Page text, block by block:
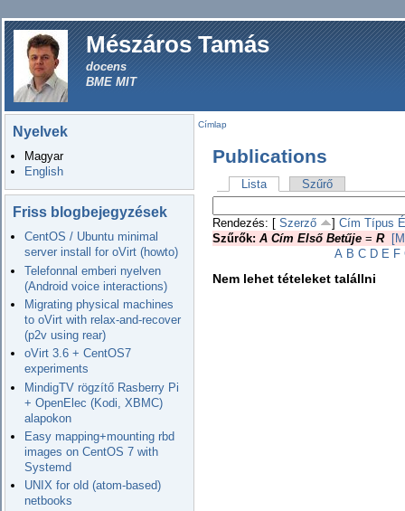
Mészáros Tamás
docens
BME MIT
Nyelvek
Magyar
English
Friss blogbejegyzések
CentOS / Ubuntu minimal
server install for oVirt (howto)
Telefonnal emberi nyelven
(Android voice interactions)
Migrating physical machines
to oVirt with relax-and-recover
(p2v using rear)
oVirt 3.6 + CentOS7
experiments
MindigTV rögzítő Rasberry Pi
+ OpenElec (Kodi, XBMC)
alapokon
Easy mapping+mounting rbd
images on CentOS 7 with
Systemd
UNIX for old (atom-based)
netbooks
Címlap
Publications
Lista Szűrő
Rendezés: [ Szerző ] Cím Típus
Szűrők: A Cím Első Betűje = R
A B C D E F
Nem lehet tételeket talállni